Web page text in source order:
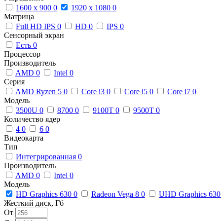
1600 x 900 0 1920 x 1080 0
Матрица
Full HD IPS 0 HD 0 IPS 0
Сенсорный экран
Есть 0
Процессор
Производитель
AMD 0 Intel 0
Серия
AMD Ryzen 5 0 Core i3 0 Core i5 0 Core i7 0
Модель
3500U 0 8700 0 9100T 0 9500T 0
Количество ядер
4 0 6 0
Видеокарта
Тип
Интегрированная 0
Производитель
AMD 0 Intel 0
Модель
HD Graphics 630 0 Radeon Vega 8 0
UHD Graphics
Жесткий диск, Гб
От